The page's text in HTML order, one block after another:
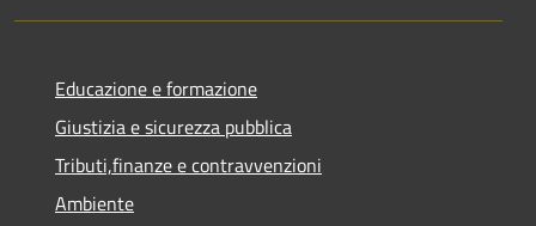
Educazione e formazione
Giustizia e sicurezza pubblica
Tributi,finanze e contravvenzioni
Ambiente